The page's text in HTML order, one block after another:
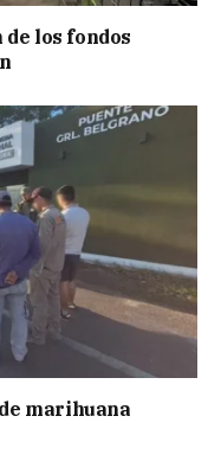
los fondos
marihuana